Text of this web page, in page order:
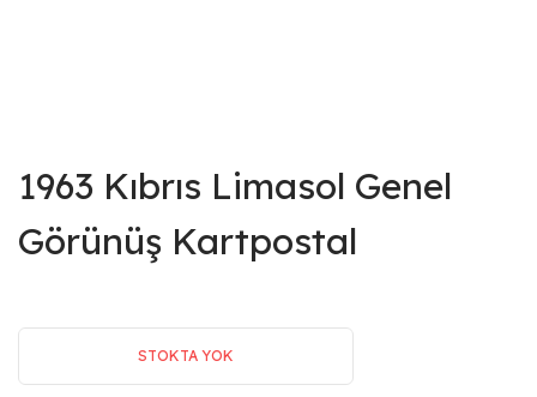
1963 Kıbrıs Limasol Genel
Görünüş Kartpostal
STOKTA YOK